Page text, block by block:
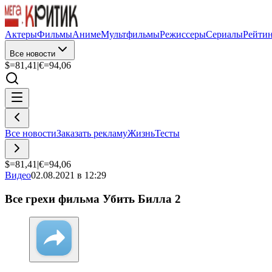
АктерыФильмыАнимеМультфильмыРежиссерыСериалы
Все новости
$=81,41 |€=94,06
Все новостиЗаказать рекламуЖизньТесты
$=81,41 |€=94,06
Видео02.08.2021 в 12:29
Все грехи фильма Убить Билла 2